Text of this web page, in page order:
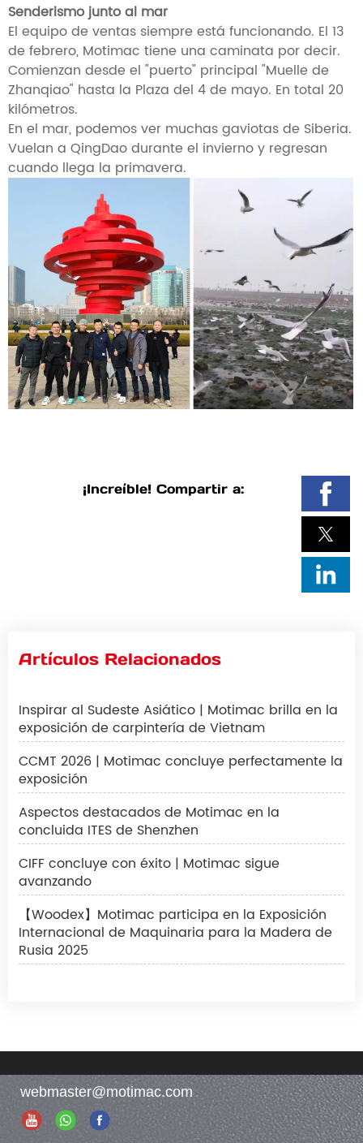
Senderismo junto al mar
El equipo de ventas siempre está funcionando. El 13
de febrero, Motimac tiene una caminata por decir.
Comienzan desde el "puerto" principal "Muelle de
Zhanqiao" hasta la Plaza del 4 de mayo. En total 20
kilómetros.
En el mar, podemos ver muchas gaviotas de Siberia.
Vuelan a QingDao durante el invierno y regresan
cuando llega la primavera.
¡Increíble! Compartir a:
Artículos Relacionados
Inspirar al Sudeste Asiático | Motimac brilla en la
exposición de carpintería de Vietnam
CCMT 2026 | Motimac concluye perfectamente la
exposición
Aspectos destacados de Motimac en la
concluida ITES de Shenzhen
CIFF concluye con éxito | Motimac sigue
avanzando
【Woodex】Motimac participa en la Exposición
Internacional de Maquinaria para la Madera de
Rusia 2025
webmaster@motimac.com